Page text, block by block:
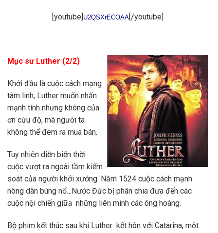
[youtube] U2QSXrECOAA[/youtube]
Mục sư Luther (2/2)
Khởi đầu là cuộc cách mạng
tâm linh, Luther muốn nhấn
mạnh tính nhưng không của
ơn cứu độ, mà người ta
không thể đem ra mua bán.
Tuy nhiên diễn biến thời
cuộc vượt ra ngoài tầm kiểm
soát của người khởi xướng. Năm 1524 cuộc cách mạnh
nông dân bùng nổ…Nước Đức bị phân chia đưa đến các
cuộc nội chiến giữa những liên minh các ông hoàng.
Bộ phim kết thúc sau khi Luther kết hôn với Catarina, một